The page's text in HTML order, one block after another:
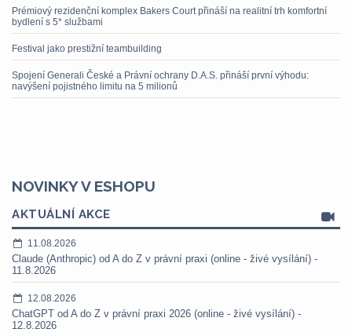
Prémiový rezidenční komplex Bakers Court přináší na realitní trh komfortní
bydlení s 5* službami
Festival jako prestižní teambuilding
Spojení Generali České a Právní ochrany D.A.S. přináší první výhodu:
navýšení pojistného limitu na 5 milionů
NOVINKY V ESHOPU
AKTUÁLNÍ AKCE
11.08.2026
Claude (Anthropic) od A do Z v právní praxi (online - živé vysílání) -
11.8.2026
12.08.2026
ChatGPT od A do Z v právní praxi 2026 (online - živé vysílání) -
12.8.2026